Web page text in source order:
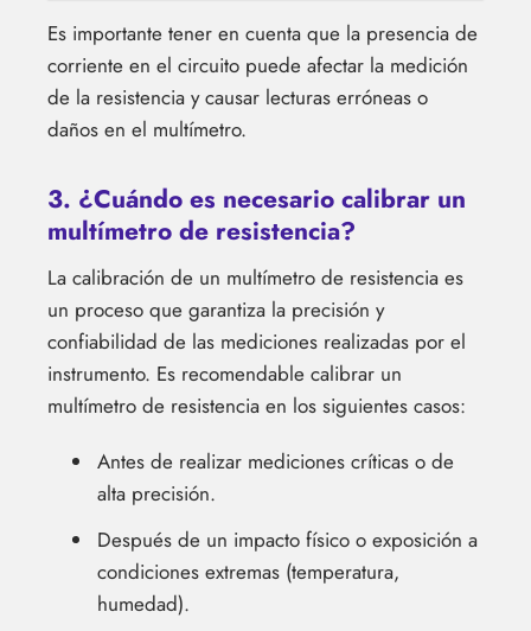
Es importante tener en cuenta que la presencia de
corriente en el circuito puede afectar la medición
de la resistencia y causar lecturas erróneas o
daños en el multímetro.
3. ¿Cuándo es necesario calibrar un
multímetro de resistencia?
La calibración de un multímetro de resistencia es
un proceso que garantiza la precisión y
confiabilidad de las mediciones realizadas por el
instrumento. Es recomendable calibrar un
multímetro de resistencia en los siguientes casos:
Antes de realizar mediciones críticas o de
alta precisión.
Después de un impacto físico o exposición a
condiciones extremas (temperatura,
humedad).